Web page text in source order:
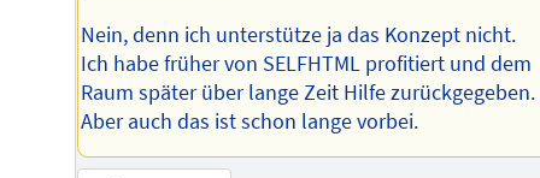
Nein, denn ich unterstütze ja das Konzept nicht.
Ich habe früher von SELFHTML profitiert und dem
Raum später über lange Zeit Hilfe zurückgegeben.
Aber auch das ist schon lange vorbei.